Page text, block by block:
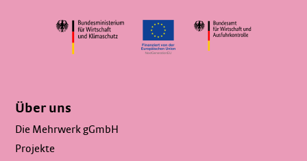
Über uns
Die Mehrwerk gGmbH
Projekte